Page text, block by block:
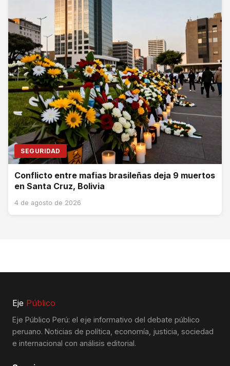
SEGURIDAD
Conflicto entre mafias brasileñas deja 9 muertos
en Santa Cruz, Bolivia
4 de agosto de 2026
Eje Público
Eje Público Perú: el eje informativo del debate público
peruano. Noticias de política, economía, justicia, sociedad
e internacional con análisis editorial.